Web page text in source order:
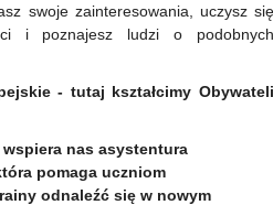
swoje zainteresowania, uczysz się
i poznajesz ludzi o podobnych
- tutaj kształcimy
wspiera nas asystentura
pomaga uczniom
odnaleźć się w nowym